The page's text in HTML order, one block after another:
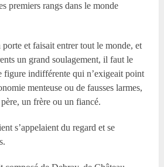
premiers rangs dans le monde
et faisait entrer tout le monde, et
un grand soulagement, il faut le
figure indifférente qui n’exigeait point
menteuse ou de fausses larmes,
un frère ou un fiancé.
s’appelaient du regard et se